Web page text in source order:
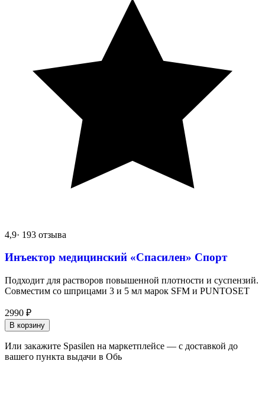
4,9· 193 отзыва
Инъектор медицинский «Спасилен» Спорт
Подходит для растворов повышенной плотности и суспензий.
Совместим со шприцами 3 и 5 мл марок SFM и PUNTOSET
2990 ₽
В корзину
Или закажите Spasilen на маркетплейсе — с доставкой до
вашего пункта выдачи в Обь